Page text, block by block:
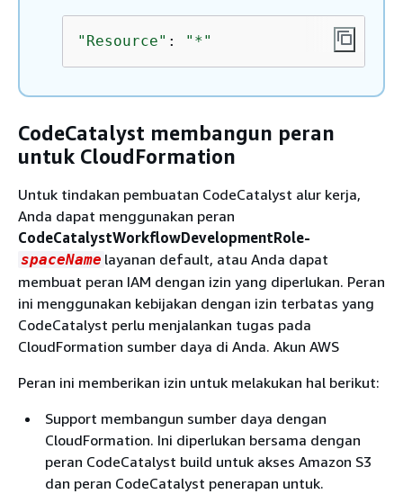
"Resource" : "*"
CodeCatalyst membangun peran
untuk CloudFormation
Untuk tindakan pembuatan CodeCatalyst alur kerja,
Anda dapat menggunakan peran
CodeCatalystWorkflowDevelopmentRole-
spaceName layanan default, atau Anda dapat
membuat peran IAM dengan izin yang diperlukan. Peran
ini menggunakan kebijakan dengan izin terbatas yang
CodeCatalyst perlu menjalankan tugas pada
CloudFormation sumber daya di Anda. Akun AWS
Peran ini memberikan izin untuk melakukan hal berikut:
Support membangun sumber daya dengan
CloudFormation. Ini diperlukan bersama dengan
peran CodeCatalyst build untuk akses Amazon S3
dan peran CodeCatalyst penerapan untuk.